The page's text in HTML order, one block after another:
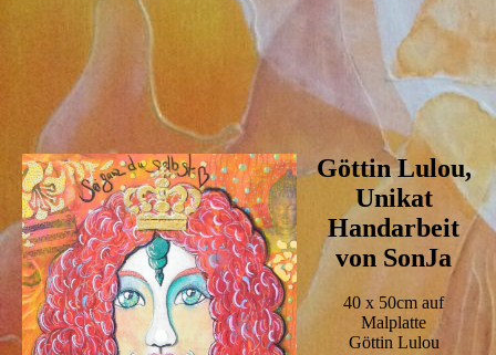
Göttin Lulou,
Unikat
Handarbeit
von SonJa
40 x 50cm auf
Malplatte
Göttin Lulou